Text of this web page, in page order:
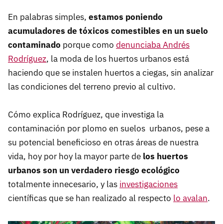
En palabras simples, estamos poniendo
acumuladores de tóxicos comestibles en un suelo
contaminado porque como denunciaba Andrés
Rodríguez, la moda de los huertos urbanos está
haciendo que se instalen huertos a ciegas, sin analizar
las condiciones del terreno previo al cultivo.
Cómo explica Rodríguez, que investiga la
contaminación por plomo en suelos urbanos, pese a
su potencial beneficioso en otras áreas de nuestra
vida, hoy por hoy la mayor parte de los huertos
urbanos son un verdadero riesgo ecológico
totalmente innecesario, y las investigaciones
científicas que se han realizado al respecto lo avalan.